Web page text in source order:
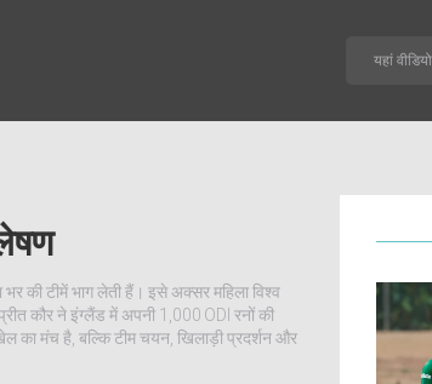
की टीमें भाग लेती हैं । इसे अक्सरमहिला विश्व
कौरने इंग्लैंड में अपनी 1,000 ODI रनों की
का मंच है, बल्कि टीम चयन, खिलाड़ी प्रदर्शन और